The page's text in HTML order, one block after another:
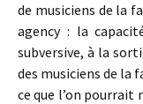
de musiciens de la
agency : la
subversive, à la
des musiciens de
ce que l’on